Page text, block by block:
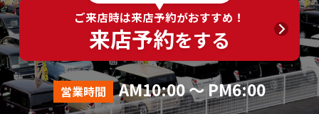
ご来店時は来店予約がおすすめ！
来店予約をする
営業時間 AM10:00 ～ PM6:00